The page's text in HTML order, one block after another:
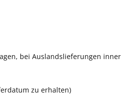
bei Auslandslieferungen
zu erhalten)